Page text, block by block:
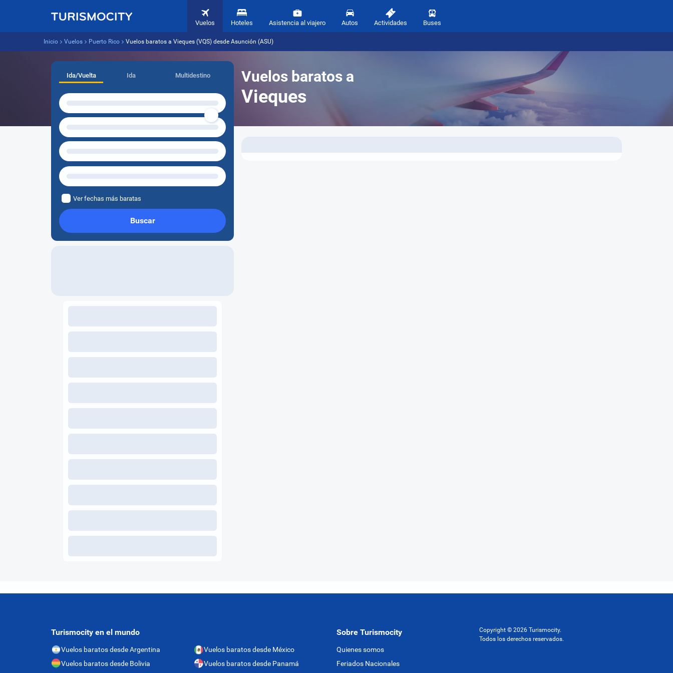
Vuelos Hoteles Asistencia al viajero Autos Actividades Buses
Inicio Vuelos Puerto Rico Vuelos baratos a Vieques (VQS) desde Asunción (ASU)
Vuelos baratos a
Vieques
Ida/Vuelta Ida Multidestino
Ver fechas más baratas
Buscar
Turismocity en el mundo
Vuelos baratos desde Argentina
Vuelos baratos desde Bolivia
Vuelos baratos desde México
Vuelos baratos desde Panamá
Sobre Turismocity
Quienes somos
Feriados Nacionales
Copyright © 2026 Turismocity.
Todos los derechos reservados.